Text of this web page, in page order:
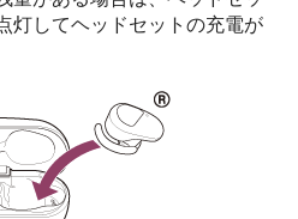
灯してヘッドセットの充電が